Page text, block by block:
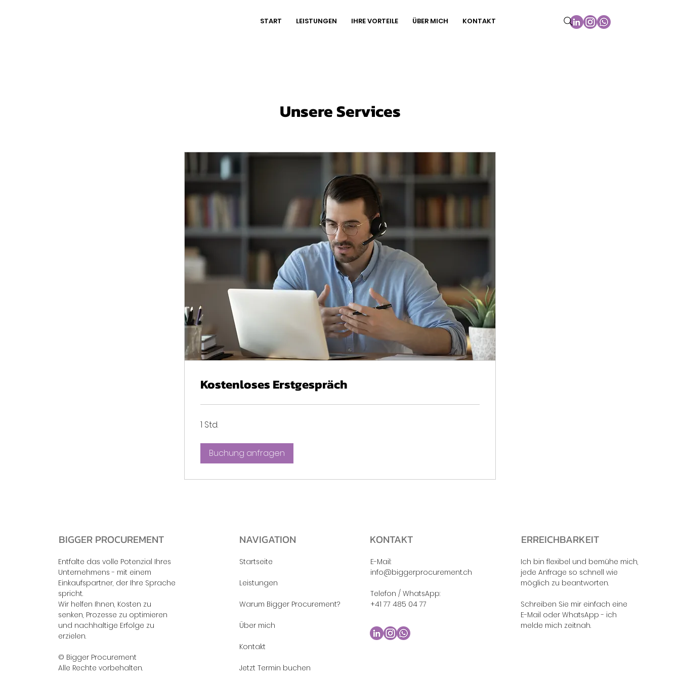
START LEISTUNGEN IHRE VORTEILE ÜBER MICH KONTAKT
Unsere Services
Kostenloses Erstgespräch
1 Std.
Buchung anfragen
BIGGER PROCUREMENT
Entfalte das volle Potenzial Ihres
Unternehmens - mit einem
Einkaufspartner, der Ihre Sprache
spricht.
Wir helfen Ihnen, Kosten zu
senken, Prozesse zu optimieren
und nachhaltige Erfolge zu
erzielen.
© Bigger Procurement
Alle Rechte vorbehalten.
NAVIGATION
Startseite
Leistungen
Warum Bigger Procurement?
Über mich
Kontakt
Jetzt Termin buchen
KONTAKT
E-Mail:
info@biggerprocurement.ch
Telefon / WhatsApp:
+41 77 485 04 77
ERREICHBARKEIT
Ich bin flexibel und bemühe mich,
jede Anfrage so schnell wie
möglich zu beantworten.
Schreiben Sie mir einfach eine
E-Mail oder WhatsApp - ich
melde mich zeitnah.